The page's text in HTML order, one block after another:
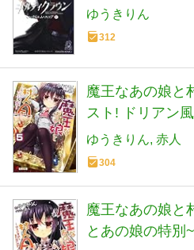
ゆうきりん
312
魔王なあの娘と
スト! ドリアン
ゆうきりん 赤人
304
魔王なあの娘と
とあの娘の特別